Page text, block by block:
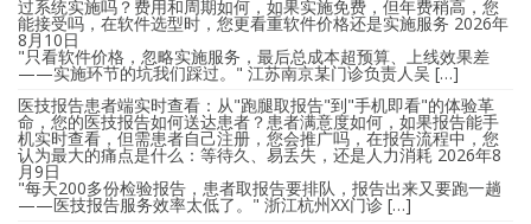
过系统实施吗？费用和周期如何，如果实施免费，但年费稍高，您
能接受吗，在软件选型时，您更看重软件价格还是实施服务 2026年
8月10日
"只看软件价格，忽略实施服务，最后总成本超预算、上线效果差
——实施环节的坑我们踩过。" 江苏南京某门诊负责人吴 […]
医技报告患者端实时查看：从"跑腿取报告"到"手机即看"的体验革
命，您的医技报告如何送达患者？患者满意度如何，如果报告能手
机实时查看，但需患者自己注册，您会推广吗，在报告流程中，您
认为最大的痛点是什么：等待久、易丢失，还是人力消耗 2026年8
月9日
"每天200多份检验报告，患者取报告要排队，报告出来又要跑一趟
——医技报告服务效率太低了。" 浙江杭州XX门诊 […]